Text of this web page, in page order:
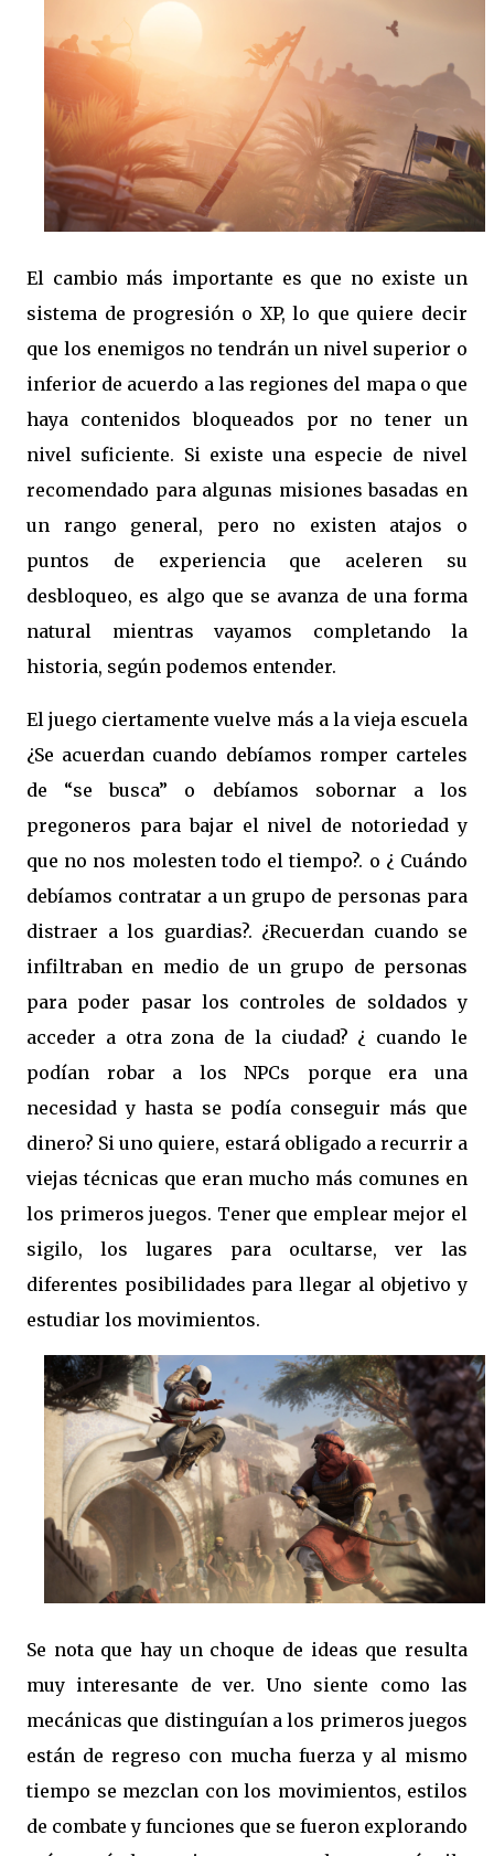
El cambio más importante es que no existe un
sistema de progresión o XP, lo que quiere decir
que los enemigos no tendrán un nivel superior o
inferior de acuerdo a las regiones del mapa o que
haya contenidos bloqueados por no tener un
nivel suficiente. Si existe una especie de nivel
recomendado para algunas misiones basadas en
un rango general, pero no existen atajos o
puntos de experiencia que aceleren su
desbloqueo, es algo que se avanza de una forma
natural mientras vayamos completando la
historia, según podemos entender.
El juego ciertamente vuelve más a la vieja escuela
¿Se acuerdan cuando debíamos romper carteles
de “se busca” o debíamos sobornar a los
pregoneros para bajar el nivel de notoriedad y
que no nos molesten todo el tiempo?. o ¿ Cuándo
debíamos contratar a un grupo de personas para
distraer a los guardias?. ¿Recuerdan cuando se
infiltraban en medio de un grupo de personas
para poder pasar los controles de soldados y
acceder a otra zona de la ciudad? ¿ cuando le
podían robar a los NPCs porque era una
necesidad y hasta se podía conseguir más que
dinero? Si uno quiere, estará obligado a recurrir a
viejas técnicas que eran mucho más comunes en
los primeros juegos. Tener que emplear mejor el
sigilo, los lugares para ocultarse, ver las
diferentes posibilidades para llegar al objetivo y
estudiar los movimientos.
Se nota que hay un choque de ideas que resulta
muy interesante de ver. Uno siente como las
mecánicas que distinguían a los primeros juegos
están de regreso con mucha fuerza y al mismo
tiempo se mezclan con los movimientos, estilos
de combate y funciones que se fueron explorando